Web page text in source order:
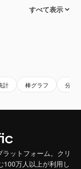
すべて表示
計 棒グラフ 分析
ットフォーム。クリ
100万人以上が利用し